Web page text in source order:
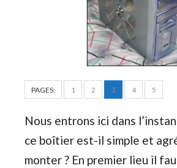
PAGES: 1 2 3 4 5
Nous entrons ici dans
ce boîtier est-il simple et
monter ? En premier lieu il